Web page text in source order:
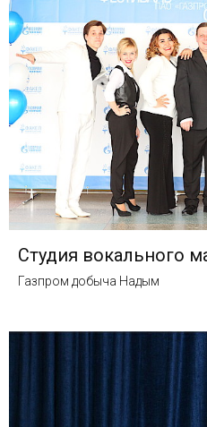
Студия вокального
Газпром добыча Надым